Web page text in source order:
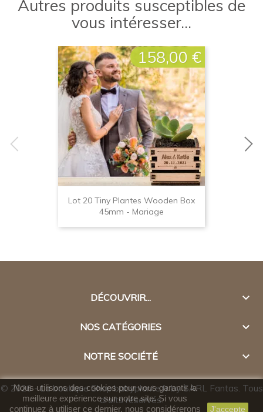
Autres produits susceptibles de
vous intéresser...
Lot 20 Tiny Plantes Wooden Box
45mm - Mariage
Prix
158,00 €
DÉCOUVRIR... 
NOS CATÉGORIES 
NOTRE SOCIÉTÉ 
Nous utilisons des cookies pour vous garantir la
meilleure expérience sur notre site. Si vous
continuez à utiliser ce dernier, nous considérerons
J'accepte
© 2026 - La boutique Shop.babyplante.fr by SARL Fantas. Tous
droits réservés.